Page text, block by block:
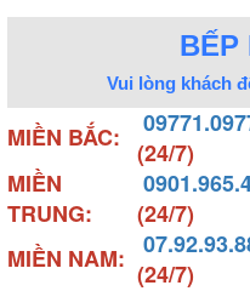
BẾP
Vui lòng khách
MIỀN BẮC: (24/7)
MIỀN
TRUNG:
(24/7)
MIỀN NAM: (24/7)